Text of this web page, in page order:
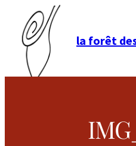
la forêt